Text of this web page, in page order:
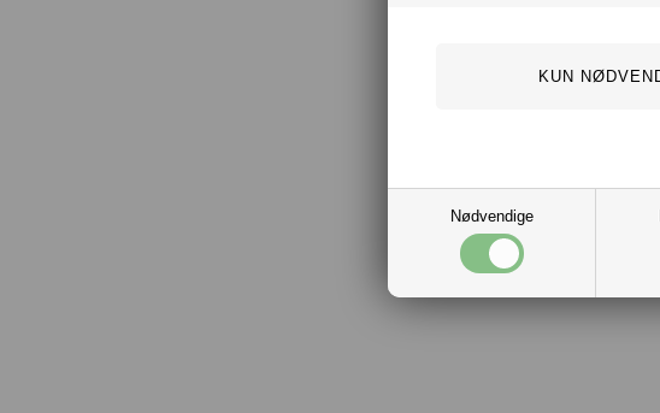
Nødvendige